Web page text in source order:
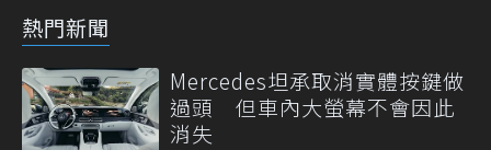
熱門新聞
Mercedes坦承取消實體按鍵做
過頭 但車內大螢幕不會因此
消失